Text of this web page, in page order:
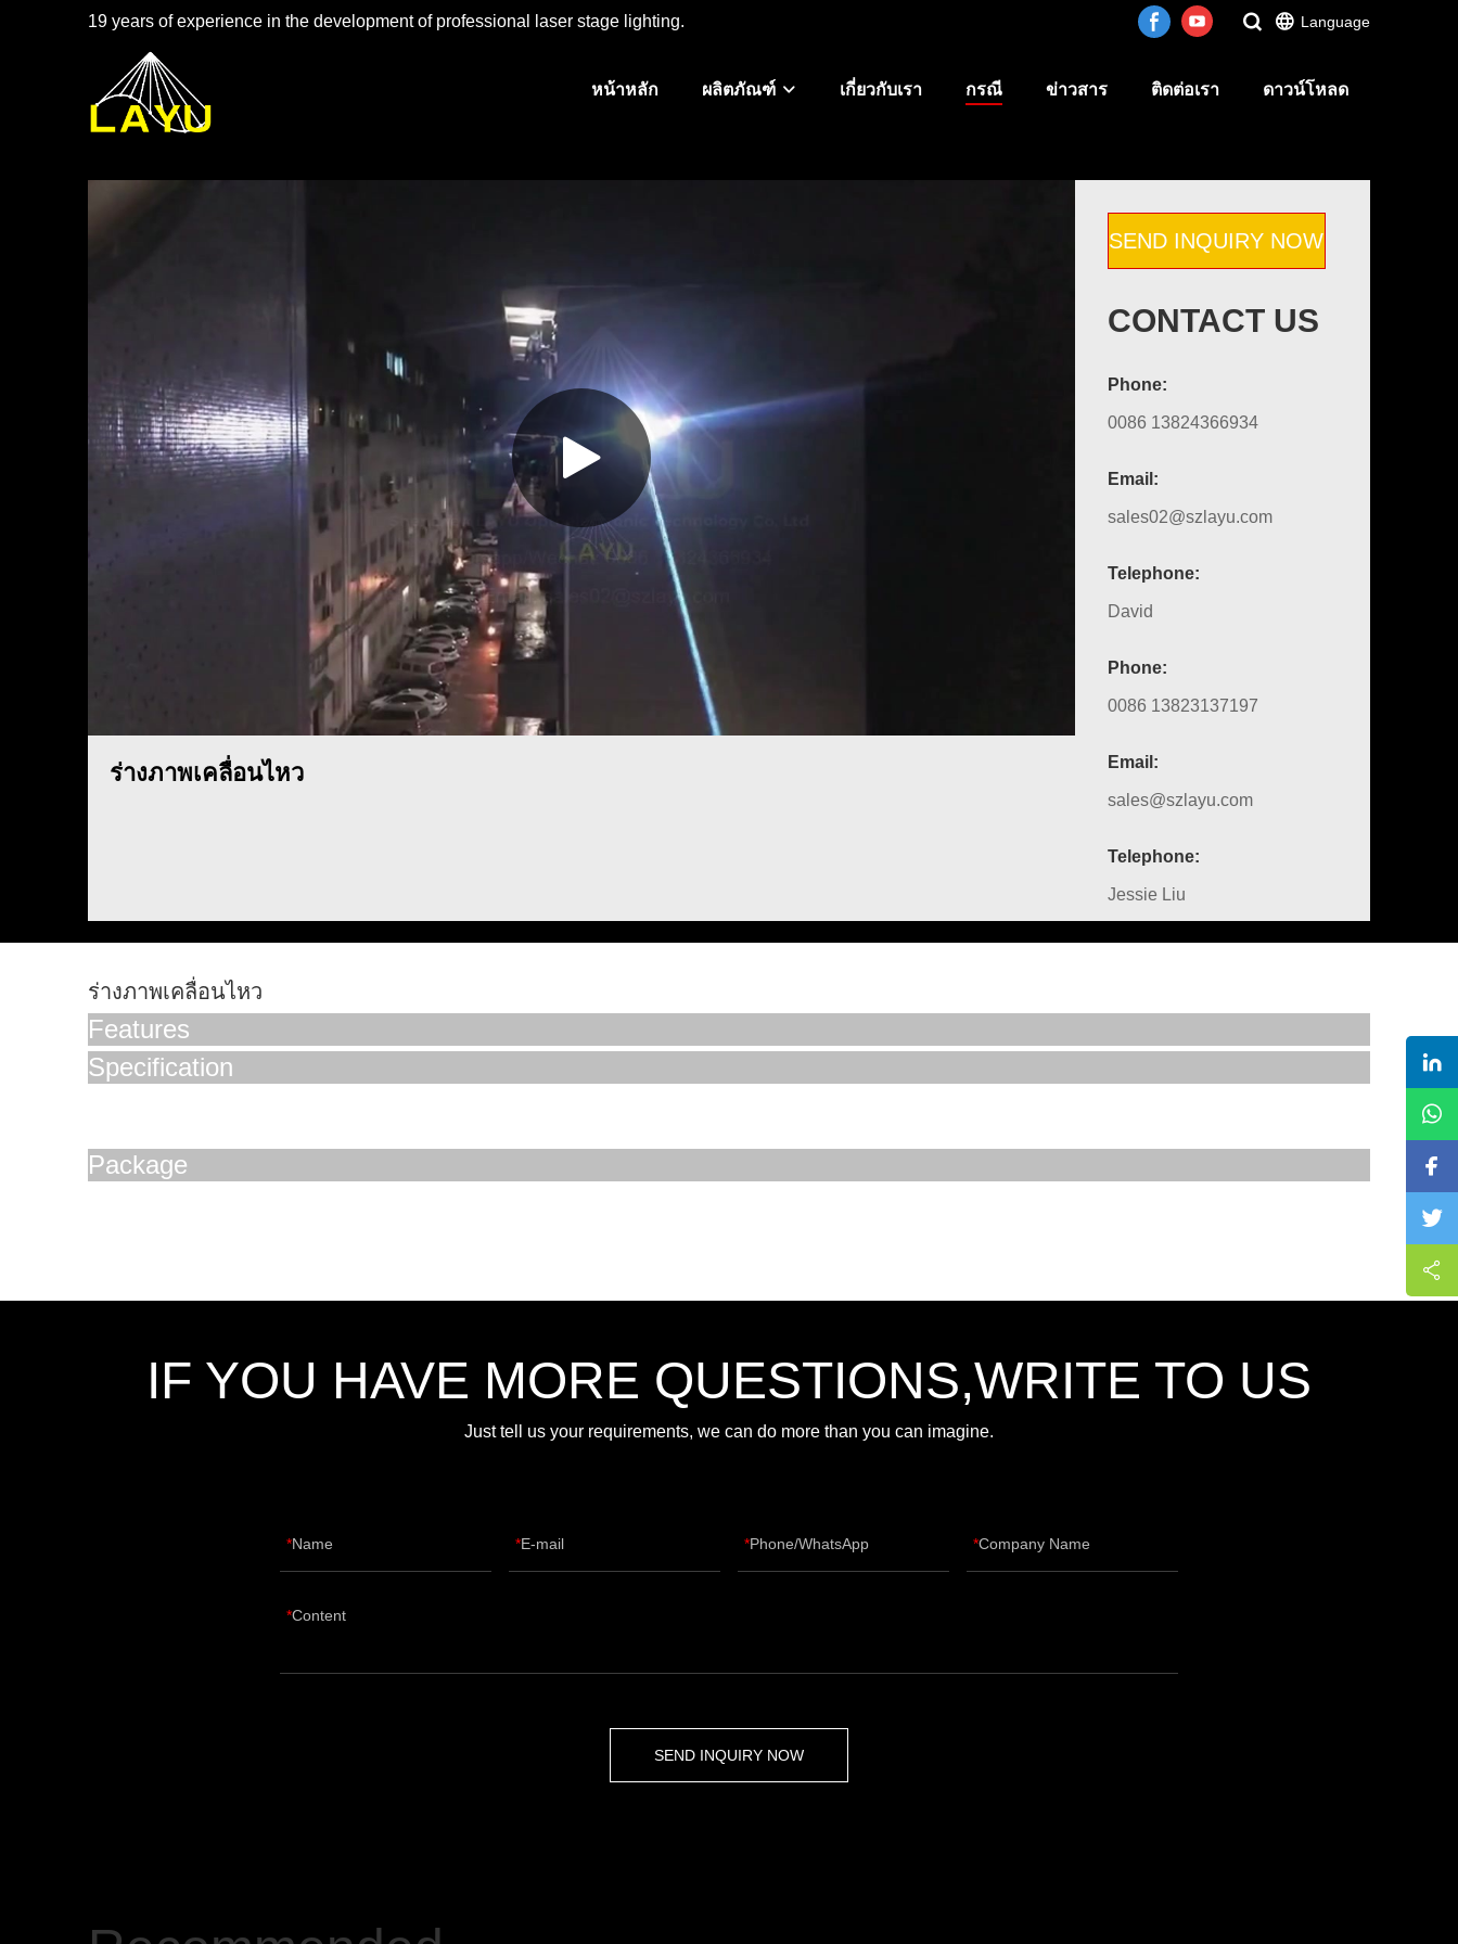
19 years of experience in the development of professional laser stage lighting. Language
หน้าหลัก ผลิตภัณฑ์ เกี่ยวกับเรา กรณี ข่าวสาร ติดต่อเรา ดาวน์โหลด
ร่างภาพเคลื่อนไหว
SEND INQUIRY NOW
CONTACT US
Phone:
0086 13824366934
Email:
sales02@szlayu.com
Telephone:
David
Phone:
0086 13823137197
Email:
sales@szlayu.com
Telephone:
Jessie Liu
ร่างภาพเคลื่อนไหว
Features
Specification
Package
IF YOU HAVE MORE QUESTIONS,WRITE TO US
Just tell us your requirements, we can do more than you can imagine.
Name E-mail Phone/WhatsApp Company Name
Content
SEND INQUIRY NOW